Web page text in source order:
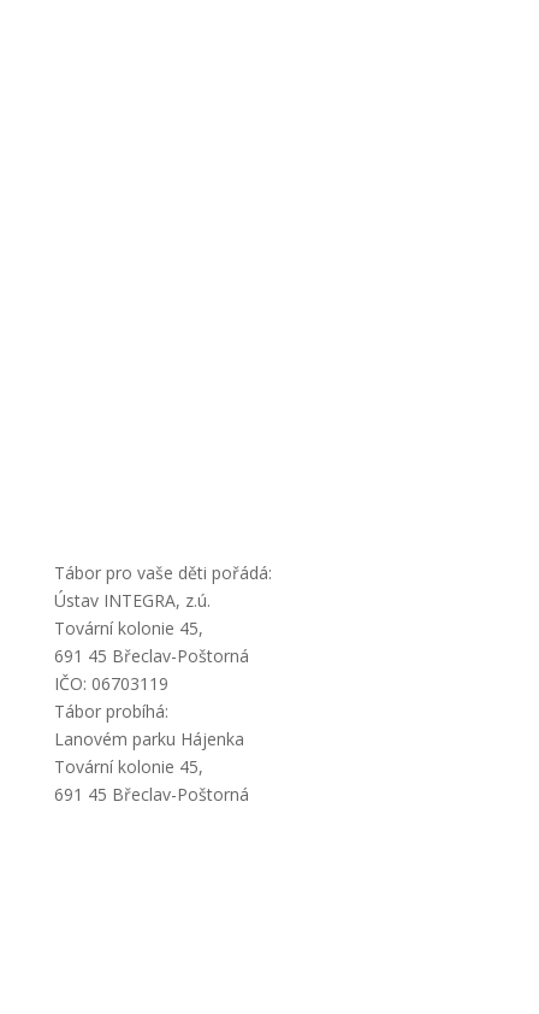
Tábor pro vaše děti pořádá:
Ústav INTEGRA, z.ú.
Tovární kolonie 45,
691 45 Břeclav-Poštorná
IČO: 06703119
Tábor probíhá:
Lanovém parku Hájenka
Tovární kolonie 45,
691 45 Břeclav-Poštorná